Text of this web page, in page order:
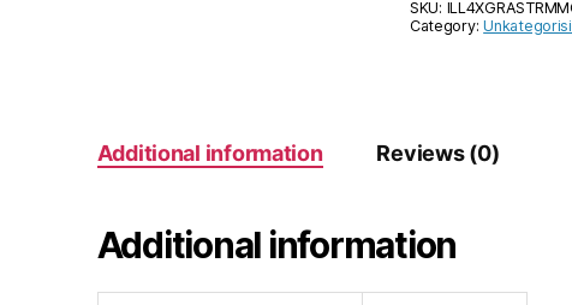
SKU:
Category:
Additional information Reviews (0)
Additional information